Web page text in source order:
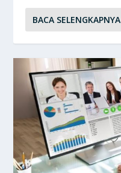
BACA SELENGKAPNYA